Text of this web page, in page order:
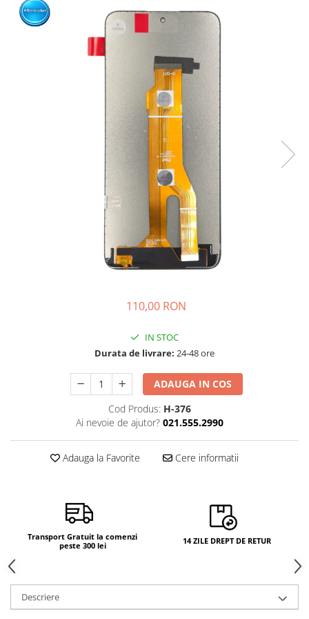
110,00 RON
IN STOC
Durata de livrare: 24-48 ore
ADAUGA IN COS
Cod Produs: H-376
Ai nevoie de ajutor? 021.555.2990
Adauga la Favorite Cere informatii
Transport Gratuit la comenzi
peste 300 lei
14 ZILE DREPT DE RETUR
Descriere